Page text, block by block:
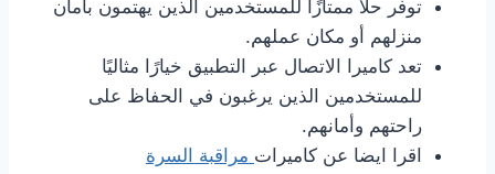
توفر حلاً ممتازًا للمستخدمين الذين يهتمون بأمان
منزلهم أو مكان عملهم.
تعد كاميرا الاتصال عبر التطبيق خيارًا مثاليًا
للمستخدمين الذين يرغبون في الحفاظ على
راحتهم وأمانهم.
اقرا ايضا عن كاميرات مراقبة السرة